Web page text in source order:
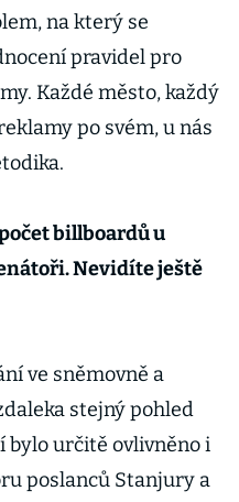
na který se
pravidel pro
Každé město, každý
po svém, u nás
billboardů u
Nevidíte ještě
ve sněmovně a
stejný pohled
bylo určitě ovlivněno i
poslanců Stanjury a